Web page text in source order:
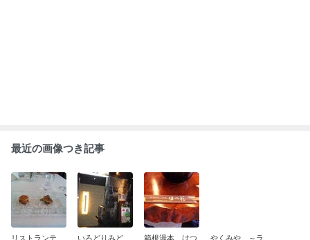
最近の画像つき記事
リストランテ
いろどりみど
箱根湯本 はつ
やくみや ～ラ